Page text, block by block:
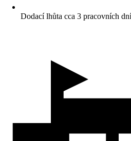
Dodací lhůta cca 3 pracovních dní